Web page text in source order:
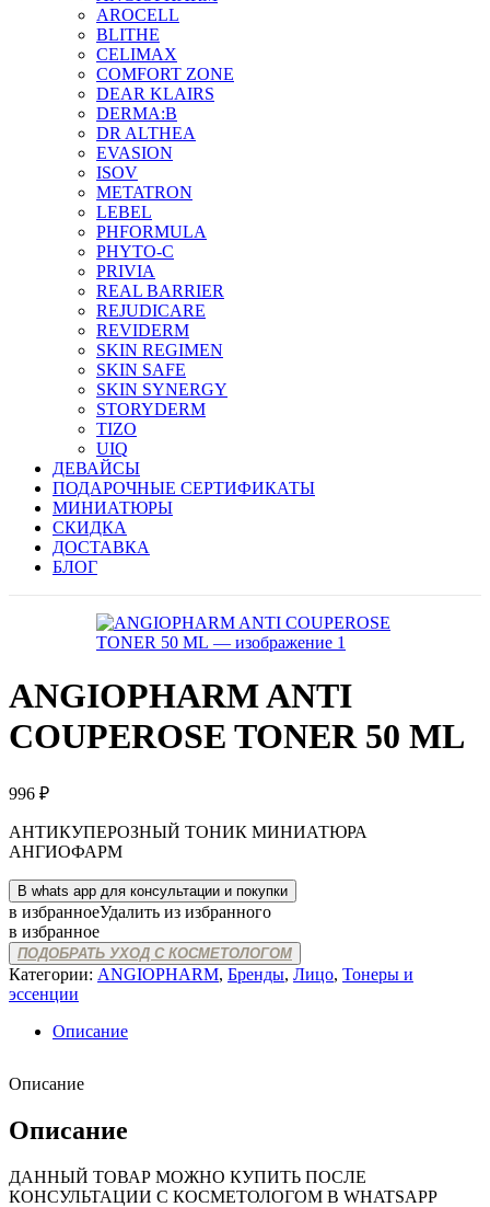
AROCELL
BLITHE
CELIMAX
COMFORT ZONE
DEAR KLAIRS
DERMA:B
DR ALTHEA
EVASION
ISOV
METATRON
LEBEL
PHFORMULA
PHYTO-C
PRIVIA
REAL BARRIER
REJUDICARE
REVIDERM
SKIN REGIMEN
SKIN SAFE
SKIN SYNERGY
STORYDERM
TIZO
UIQ
ДЕВАЙСЫ
ПОДАРОЧНЫЕ СЕРТИФИКАТЫ
МИНИАТЮРЫ
СКИДКА
ДОСТАВКА
БЛОГ
ANGIOPHARM ANTI
COUPEROSE TONER 50 ML
996 ₽
АНТИКУПЕРОЗНЫЙ ТОНИК МИНИАТЮРА
АНГИОФАРМ
В whats app для консультации и покупки
в избранноеУдалить из избранного
в избранное
ПОДОБРАТЬ УХОД С КОСМЕТОЛОГОМ
Категории: ANGIOPHARM, Бренды, Лицо, Тонеры и
эссенции
Описание
Описание
Описание
ДАННЫЙ ТОВАР МОЖНО КУПИТЬ ПОСЛЕ
КОНСУЛЬТАЦИИ С КОСМЕТОЛОГОМ В WHATSAPP